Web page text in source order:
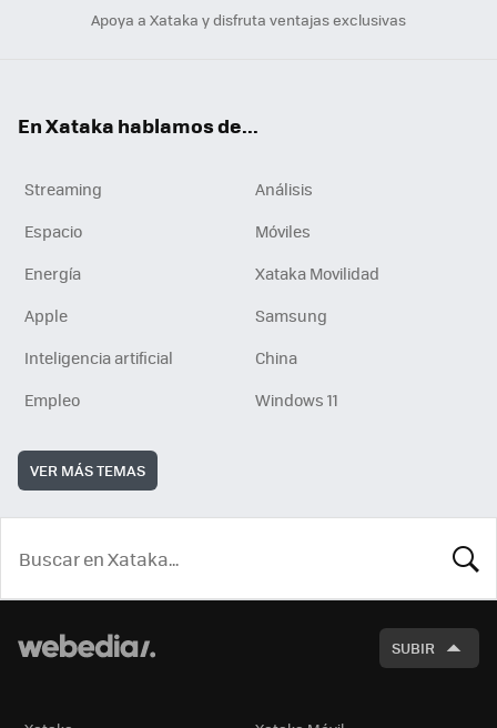
Apoya a Xataka y disfruta ventajas exclusivas
En Xataka hablamos de...
Streaming
Análisis
Espacio
Móviles
Energía
Xataka Movilidad
Apple
Samsung
Inteligencia artificial
China
Empleo
Windows 11
VER MÁS TEMAS
SUBIR